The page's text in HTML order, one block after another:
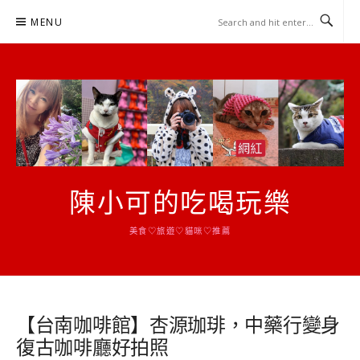
MENU
陳小可的吃喝玩樂
美食♡旅遊♡貓咪♡推薦
【台南咖啡館】杏源珈琲，中藥行變身
復古咖啡廳好拍照